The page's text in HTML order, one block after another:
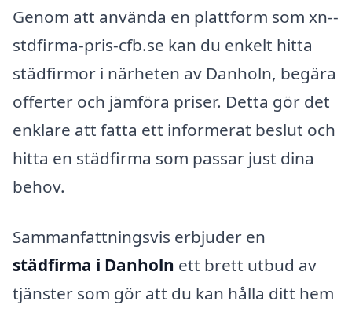
Genom att använda en plattform som xn--
stdfirma-pris-cfb.se kan du enkelt hitta
städfirmor i närheten av Danholn, begära
offerter och jämföra priser. Detta gör det
enklare att fatta ett informerat beslut och
hitta en städfirma som passar just dina
behov.
Sammanfattningsvis erbjuder en
städfirma i Danholn ett brett utbud av
tjänster som gör att du kan hålla ditt hem